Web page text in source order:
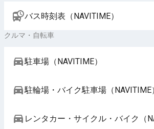
バス時刻表（NAVITIME）
クルマ・自転車
駐車場（NAVITIME）
駐輪場・バイク駐車場（NAVITIME
レンタカー・サイクル・バイク（